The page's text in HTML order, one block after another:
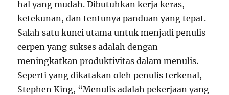
hal yang mudah. Dibutuhkan kerja keras,
ketekunan, dan tentunya panduan yang tepat.
Salah satu kunci utama untuk menjadi penulis
cerpen yang sukses adalah dengan
meningkatkan produktivitas dalam menulis.
Seperti yang dikatakan oleh penulis terkenal,
Stephen King, “Menulis adalah pekerjaan yang